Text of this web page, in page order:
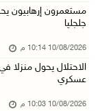
10/آب/2026 07:44 م
مستعمرون
10/آب/2026 07:13 م
مستعمرون إرهابيون
جلجليا
10/08/2026 10:14 م
الاحتلال يحول منزلا
عسكري
10/08/2026 10:03 م